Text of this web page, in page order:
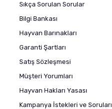
Sıkça Sorulan Sorular
Bilgi Bankası
Hayvan Barınakları
Garanti Şartları
Satış Sözleşmesi
Müşteri Yorumları
Hayvan Hakları Yasası
Kampanya İstekleri ve Soruları